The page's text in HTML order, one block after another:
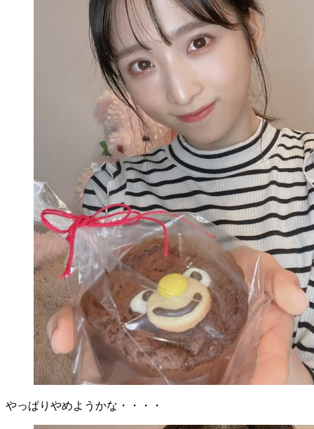
やっぱりやめようかな・・・・